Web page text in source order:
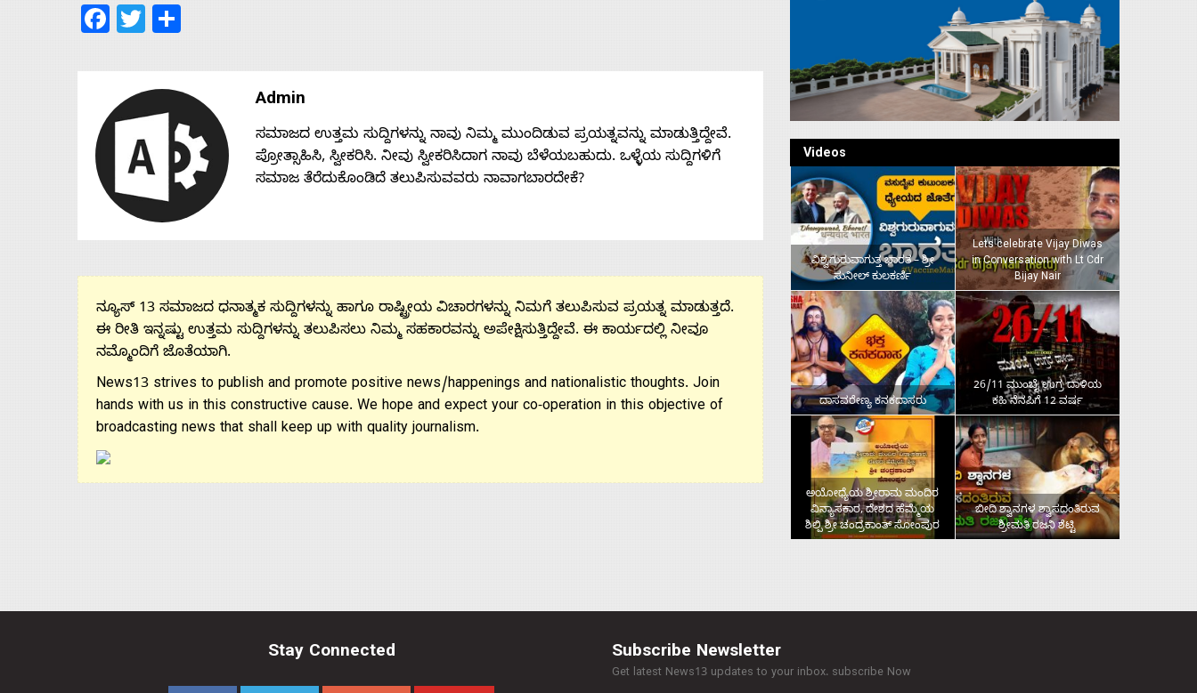
Facebook
Twitter
Admin
ಸಮಾಜದ ಉತ್ತಮ ಸುದ್ದಿಗಳನ್ನು ನಾವು ನಿಮ್ಮ ಮುಂದಿಡುವ ಪ್ರಯತ್ನವನ್ನು ಮಾಡುತ್ತಿದ್ದೇವೆ.
ಪ್ರೋತ್ಸಾಹಿಸಿ, ಸ್ವೀಕರಿಸಿ. ನೀವು ಸ್ವೀಕರಿಸಿದಾಗ ನಾವು ಬೆಳೆಯಬಹುದು. ಒಳ್ಳೆಯ ಸುದ್ದಿಗಳಿಗೆ
ಸಮಾಜ ತೆರೆದುಕೊಂಡಿದೆ ತಲುಪಿಸುವವರು ನಾವಾಗಬಾರದೇಕೆ?
ನ್ಯೂಸ್ 13 ಸಮಾಜದ ಧನಾತ್ಮಕ ಸುದ್ದಿಗಳನ್ನು ಹಾಗೂ ರಾಷ್ಟ್ರೀಯ ವಿಚಾರಗಳನ್ನು ನಿಮಗೆ ತಲುಪಿಸುವ ಪ್ರಯತ್ನ ಮಾಡುತ್ತದೆ.
ಈ ರೀತಿ ಇನ್ನಷ್ಟು ಉತ್ತಮ ಸುದ್ದಿಗಳನ್ನು ತಲುಪಿಸಲು ನಿಮ್ಮ ಸಹಕಾರವನ್ನು ಅಪೇಕ್ಷಿಸುತ್ತಿದ್ದೇವೆ. ಈ ಕಾರ್ಯದಲ್ಲಿ ನೀವೂ
ನಮ್ಮೊಂದಿಗೆ ಜೊತೆಯಾಗಿ.
News13 strives to publish and promote positive news/happenings and nationalistic thoughts. Join
hands with us in this constructive cause. We hope and expect your co-operation in this objective of
broadcasting news that shall keep up with quality journalism.
Videos
ವಿಶ್ವಗುರುವಾಗುತ್ತ ಭಾರತ – ಶ್ರೀ
ಸುನೀಲ್‌ ಕುಲಕರ್ಣಿ
Lets celebrate Vijay Diwas
in Conversation with Lt Cdr
Bijay Nair
ದಾಸವರೇಣ್ಯ ಕನಕದಾಸರು
26/11 ಮುಂಬೈ ಉಗ್ರ ದಾಳಿಯ
ಕಹಿ ನೆನಪಿಗೆ 12 ವರ್ಷ
ಅಯೋಧ್ಯೆಯ ಶ್ರೀರಾಮ ಮಂದಿರ
ವಿನ್ಯಾಸಕಾರ, ದೇಶದ ಹೆಮ್ಮೆಯ
ಶಿಲ್ಪಿ ಶ್ರೀ ಚಂದ್ರಕಾಂತ್‌ ಸೋಂಪುರ
ಬೀದಿ ಶ್ವಾನಗಳ ಶ್ವಾಸದಂತಿರುವ
ಶ್ರೀಮತಿ ರಜನಿ ಶೆಟ್ಟಿ
Stay Connected Subscribe Newsletter
Get latest News13 updates to your inbox. subscribe Now